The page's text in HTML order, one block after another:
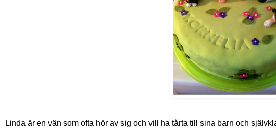
Linda är en vän som ofta hör av sig och vill ha tårta till sina barn och